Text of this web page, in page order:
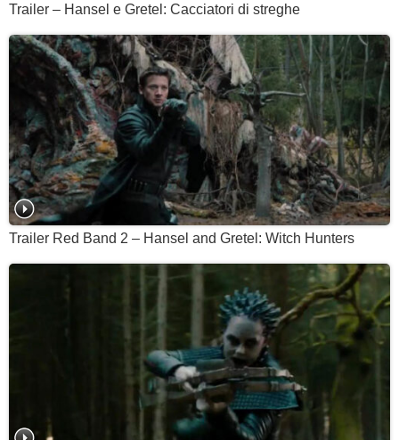
Trailer – Hansel e Gretel: Cacciatori di streghe
Trailer Red Band 2 – Hansel and Gretel: Witch Hunters